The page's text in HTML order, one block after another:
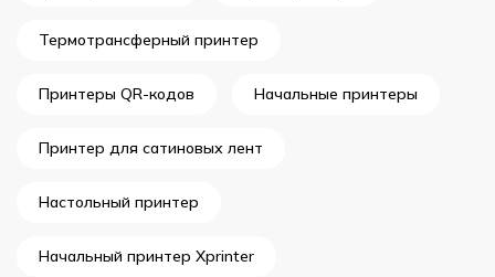
Термотрансферный принтер
Принтеры QR-кодов Начальные принтеры
Принтер для сатиновых лент
Настольный принтер
Начальный принтер Xprinter